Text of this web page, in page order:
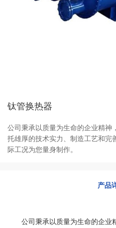
热泵系列
组织结构
业绩考核
米兰注册_米兰(中国)
钛管换热器
公司秉承以质量为生命的企业精神
托雄厚的技术实力、制造工艺和完
际工况为您量身制作。
产品
公司秉承以质量为生命的企业